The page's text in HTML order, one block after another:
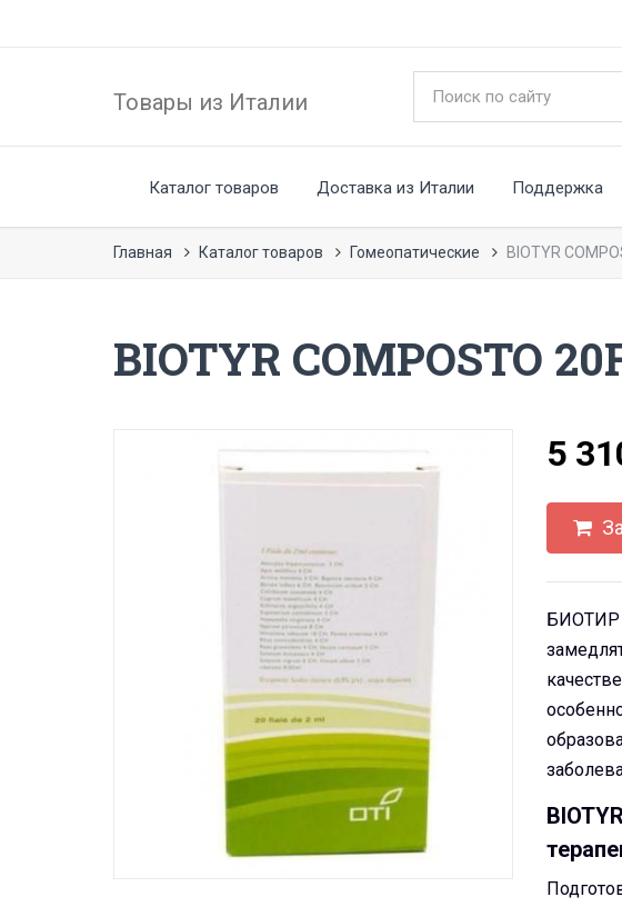
Товары из Италии
Каталог товаров Доставка из Италии Поддержка
Главная Каталог товаров Гомеопатические BIOTYR
BIOTYR COMPOSTO
5
БИОТИР